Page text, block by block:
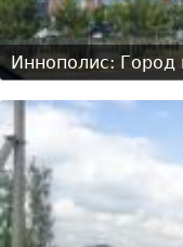
Иннополис: Город